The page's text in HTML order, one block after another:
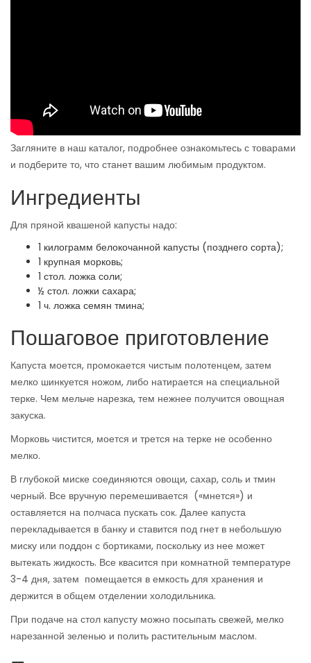
Загляните в наш каталог, подробнее ознакомьтесь с товарами
и подберите то, что станет вашим любимым продуктом.
Ингредиенты
Для пряной квашеной капусты надо:
1 килограмм белокочанной капусты (позднего сорта);
1 крупная морковь;
1 стол. ложка соли;
½ стол. ложки сахара;
1 ч. ложка семян тмина;
Пошаговое приготовление
Капуста моется, промокается чистым полотенцем, затем
мелко шинкуется ножом, либо натирается на специальной
терке. Чем мельче нарезка, тем нежнее получится овощная
закуска.
Морковь чистится, моется и трется на терке не особенно
мелко.
В глубокой миске соединяются овощи, сахар, соль и тмин
черный. Все вручную перемешивается («мнется») и
оставляется на полчаса пускать сок. Далее капуста
перекладывается в банку и ставится под гнет в небольшую
миску или поддон с бортиками, поскольку из нее может
вытекать жидкость. Все квасится при комнатной температуре
3-4 дня, затем помещается в емкость для хранения и
держится в общем отделении холодильника.
При подаче на стол капусту можно посыпать свежей, мелко
нарезанной зеленью и полить растительным маслом.